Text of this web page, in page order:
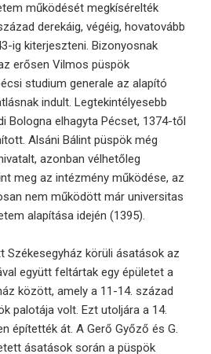
működését megkísérelték
derekáig, végéig, hovatovább
ig kiterjeszteni. Bizonyosnak
erősen Vilmos püspök
studium generale az alapító
indult. Legtekintélyesebb
Bologna elhagyta Pécset, 1374-től
Alsáni Bálint püspök még
azonban vélhetőleg
meg az intézmény működése, az
nem működött már universitas
alapítása idején (1395).
Székesegyház körüli ásatások az
együtt feltártak egy épületet a
között, amely a 11-14. század
palotája volt. Ezt utoljára a 14.
építették át. A Gerő Győző és G.
ásatások során a püspök